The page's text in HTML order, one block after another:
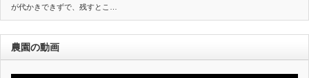
が代かきできずで、残すとこ…
農園の動画